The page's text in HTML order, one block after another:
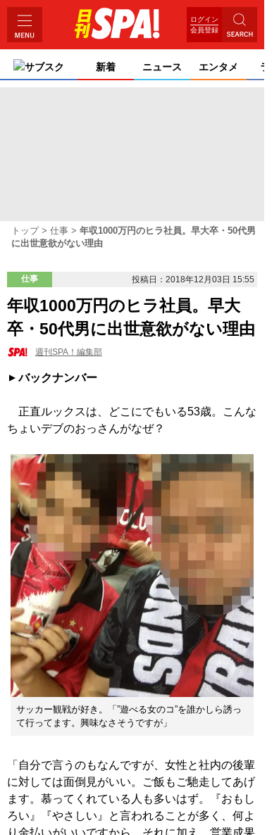
ログイン
会員登録
サブスク 新着 ニュース エンタメ ライ
トップ 仕事
年収1000万円のヒラ社員。早大卒・50代男
に出世意欲がない理由
仕事 投稿日：2018年12月03日 15:55
年収1000万円のヒラ社員。早大
卒・50代男に出世意欲がない理由
週刊SPA！編集部
バックナンバー
正直ルックスは、どこにでもいる53歳。こんな
ちょいデブのおっさんがなぜ？
サッカー観戦が好き。「”遊べる女のコ”を誰かしら誘っ
て行ってます。興味なさそうですが」
「自分で言うのもなんですが、女性と社内の後輩
に対しては面倒見がいい。ご飯もご馳走してあげ
ます。慕ってくれている人も多いはず。『おもし
ろい』『やさしい』と言われることが多く、何よ
り金払いがいいですから。それに加え、営業成果